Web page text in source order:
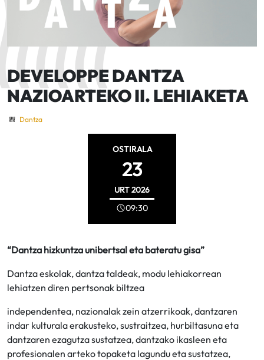
DEVELOPPE DANTZA
NAZIOARTEKO II. LEHIAKETA
Dantza
OSTIRALA
23
URT2026
09:30
“Dantza hizkuntza unibertsal eta bateratu gisa”
Dantza eskolak, dantza taldeak, modu lehiakorrean
lehiatzen diren pertsonak biltzea
independentea, nazionalak zein atzerrikoak, dantzaren
indar kulturala erakusteko, sustraitzea, hurbiltasuna eta
dantzaren ezagutza sustatzea, dantzako ikasleen eta
profesionalen arteko topaketa lagundu eta sustatzea,